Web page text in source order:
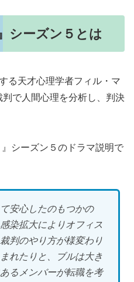
シーズン５とは
る天才心理学者フィル・マ
で人間心理を分析し、判決
シーズン５のドラマ説明で
安心したのもつかの
染拡大によりオフィス
判のやり方が様変わり
れたりと、ブルは大き
るメンバーが転職を考